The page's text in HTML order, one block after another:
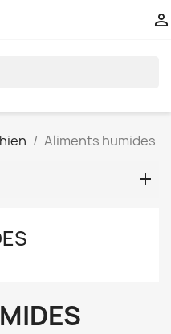

Aliments humides